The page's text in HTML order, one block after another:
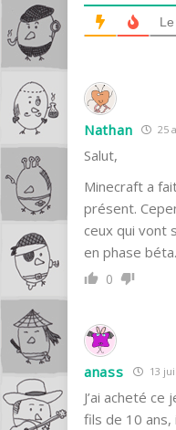
Nathan 25
Salut,
Minecraft a
présent.
ceux qui vont
en phase béta.
0
anass 13
J’ai acheté
fils de 10 ans,